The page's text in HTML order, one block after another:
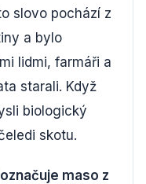
slovo pochází z
a bylo
lidmi, farmáři a
starali. Když
biologický
skotu.
maso z